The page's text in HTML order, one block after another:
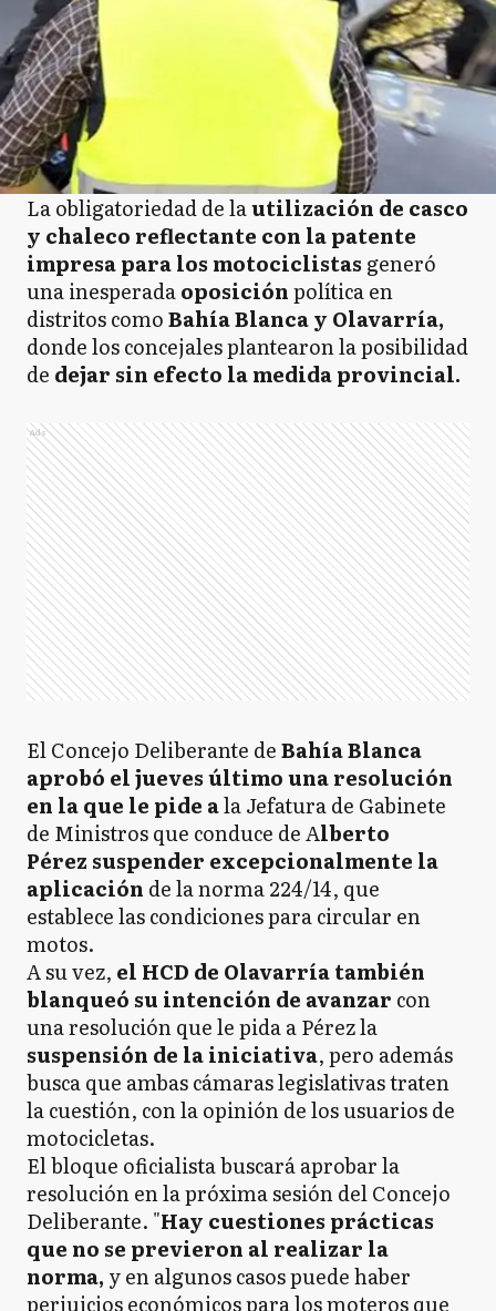
La obligatoriedad de lautilización de casco
y chaleco reflectante con la patente
impresa para los motociclistas generó
una inesperadaoposiciónpolítica en
distritos comoBahía Blanca y Olavarría,
donde los concejales plantearon la posibilidad
de dejar sin efecto la medida provincial.
Ads
El Concejo Deliberante deBahía Blanca
aprobó el jueves último una resolución
en la que le pide ala Jefatura de Gabinete
de Ministros que conduce de Alberto
Pérez suspender excepcionalmente la
aplicación de la norma 224/14, que
establece las condiciones para circular en
motos.
A su vez, el HCD de Olavarría también
blanqueó su intención de avanzar con
una resolución que le pida a Pérez la
suspensión de la iniciativa, pero además
busca que ambas cámaras legislativas traten
la cuestión, con la opinión de los usuarios de
motocicletas.
El bloque oficialista buscará aprobar la
resolución en la próxima sesión del Concejo
Deliberante. "Hay cuestiones prácticas
que no se previeron al realizar la
norma, y en algunos casos puede haber
perjuicios económicos para los moteros que